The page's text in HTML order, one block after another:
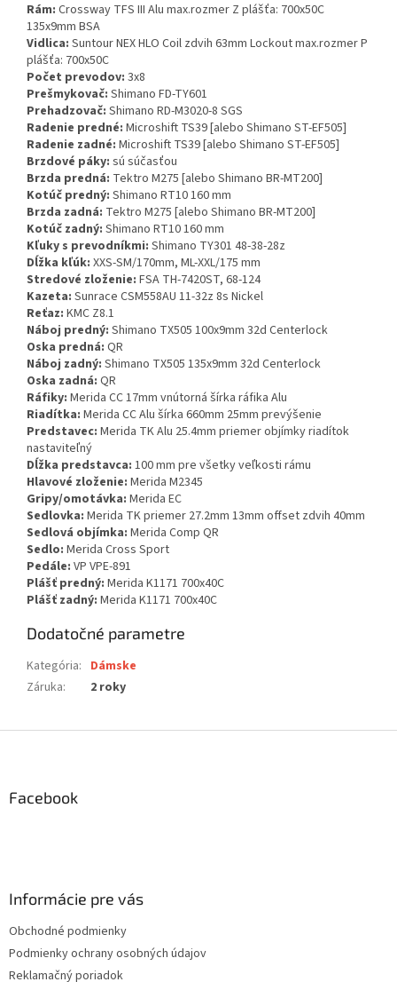
Rám: Crossway TFS III Alu max.rozmer Z plášťa: 700x50C
135x9mm BSA
Vidlica: Suntour NEX HLO Coil zdvih 63mm Lockout max.rozmer P
plášťa: 700x50C
Počet prevodov: 3x8
Prešmykovač: Shimano FD-TY601
Prehadzovač: Shimano RD-M3020-8 SGS
Radenie predné: Microshift TS39 [alebo Shimano ST-EF505]
Radenie zadné: Microshift TS39 [alebo Shimano ST-EF505]
Brzdové páky: sú súčasťou
Brzda predná: Tektro M275 [alebo Shimano BR-MT200]
Kotúč predný: Shimano RT10 160 mm
Brzda zadná: Tektro M275 [alebo Shimano BR-MT200]
Kotúč zadný: Shimano RT10 160 mm
Kľuky s prevodníkmi: Shimano TY301 48-38-28z
Dĺžka kľúk: XXS-SM/170mm, ML-XXL/175 mm
Stredové zloženie: FSA TH-7420ST, 68-124
Kazeta: Sunrace CSM558AU 11-32z 8s Nickel
Reťaz: KMC Z8.1
Náboj predný: Shimano TX505 100x9mm 32d Centerlock
Oska predná: QR
Náboj zadný: Shimano TX505 135x9mm 32d Centerlock
Oska zadná: QR
Ráfiky: Merida CC 17mm vnútorná šírka ráfika Alu
Riadítka: Merida CC Alu šírka 660mm 25mm prevýšenie
Predstavec: Merida TK Alu 25.4mm priemer objímky riadítok
nastaviteľný
Dĺžka predstavca: 100 mm pre všetky veľkosti rámu
Hlavové zloženie: Merida M2345
Gripy/omotávka: Merida EC
Sedlovka: Merida TK priemer 27.2mm 13mm offset zdvih 40mm
Sedlová objímka: Merida Comp QR
Sedlo: Merida Cross Sport
Pedále: VP VPE-891
Plášť predný: Merida K1171 700x40C
Plášť zadný: Merida K1171 700x40C
Dodatočné parametre
Kategória: Dámske
Záruka: 2 roky
Facebook
Informácie pre vás
Obchodné podmienky
Podmienky ochrany osobných údajov
Reklamačný poriadok